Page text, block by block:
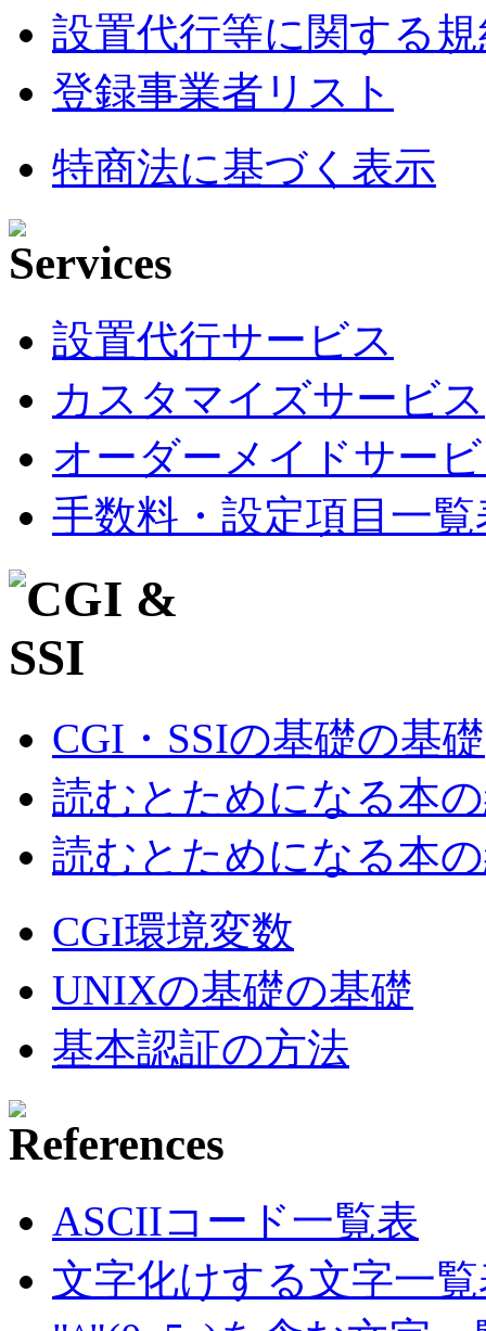
設置代行等に関する
登録事業者リスト
特商法に基づく表示
設置代行サービス
カスタマイズサービス
オーダーメイドサー
手数料・設定項目一覧
CGI・SSIの基礎の基礎
読むとためになる本
読むとためになる本
CGI環境変数
UNIXの基礎の基礎
基本認証の方法
ASCIIコード一覧表
文字化けする文字一